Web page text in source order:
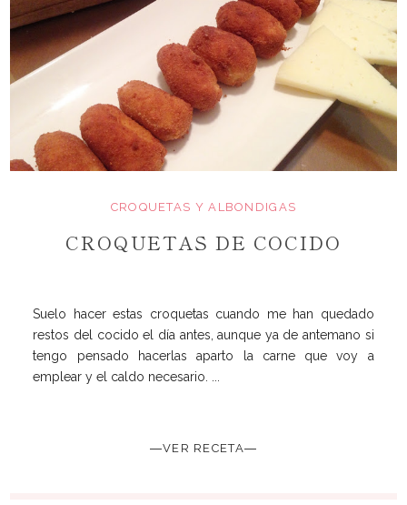
CROQUETAS Y ALBONDIGAS
CROQUETAS DE COCIDO
Suelo hacer estas croquetas cuando me han quedado
restos del cocido el día antes, aunque ya de antemano si
tengo pensado hacerlas aparto la carne que voy a
emplear y el caldo necesario. ...
―VER RECETA―